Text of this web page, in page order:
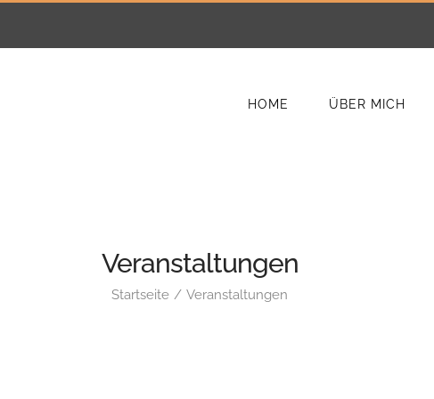
HOME ÜBER MICH
Veranstaltungen
Startseite Veranstaltungen